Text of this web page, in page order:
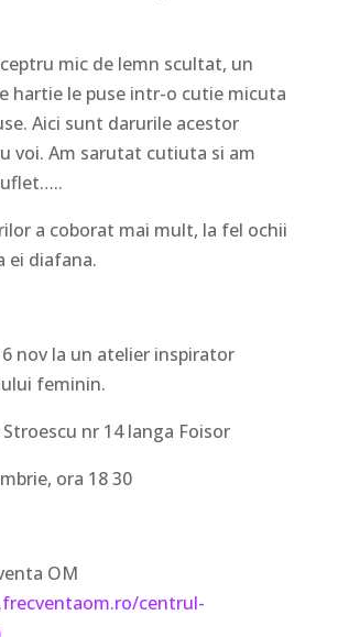
mic de lemn scultat, un
hartie le puse intr-o cutie micuta
Aici sunt darurile acestor
voi. Am sarutat cutiuta si am
a coborat mai mult, la fel ochii
ei diafana.
nov la un atelier inspirator
feminin.
Stroescu nr 14 langa Foisor
ora 18 30
OM
centrul-